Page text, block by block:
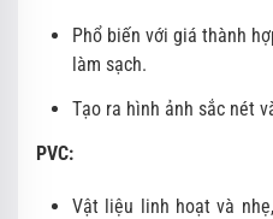
Phổ biến với giá thành
làm sạch.
Tạo ra hình ảnh sắc nét
PVC:
Vật liệu linh hoạt và